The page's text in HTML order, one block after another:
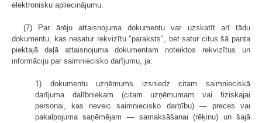
elektronisku apliecinājumu.
(7) Par ārēju attaisnojuma dokumentu var uzskatīt arī tādu
dokumentu, kas nesatur rekvizītu "paraksts", bet satur citus šā panta
piektajā daļā attaisnojuma dokumentam noteiktos rekvizītus un
informāciju par saimniecisko darījumu, ja:
1) dokumentu uzņēmums izsniedz citam saimnieciskā
darījuma dalībniekam (citam uzņēmumam vai fiziskajai
personai, kas neveic saimniecisko darbību) — preces vai
pakalpojuma saņēmējam — samaksāšanai (rēķinu) un šajā